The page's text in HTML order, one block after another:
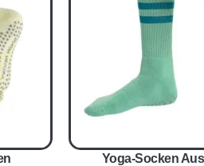
Yoga-Socken